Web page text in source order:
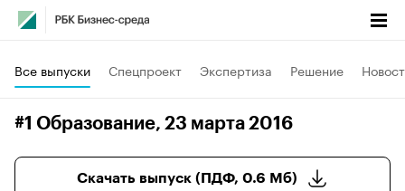
Все выпуски Спецпроект Экспертиза Решение
#1 Образование, 23 марта 2016
Скачать выпуск (ПДФ, 0.6 Мб)